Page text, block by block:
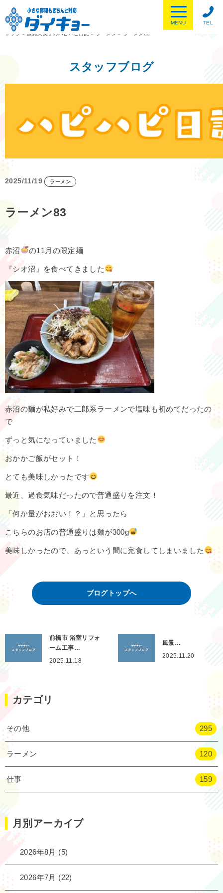
TEL
MENU
トップ
> 淡路久美子のハピハピ日記 > ラーメン > ラーメン83
スタッフブログ
2025/11/19 ラーメン
ラーメン83
赤沼 の11月の限定麺
『シオ沼』を食べてきました
赤沼の麺が私好みで二郎系ラーメンで塩味も初めてだったの
で
ずっと気になっていました
おかかご飯がセット！
とても美味しかったです
最近、過食気味だったので普通盛りを注文！
「何か量がおおい！？」と思ったら
こちらのお店の普通盛りは麺が300g
美味しかったので、あっという間に完食してしまいました
ブログトップへ
前橋市 浴室リフォ
ーム工事…
2025.11.18
風景…
2025.11.20
カテゴリ
その他 295
ラーメン 120
仕事 159
月別アーカイブ
2026年8月 (5)
2026年7月 (22)